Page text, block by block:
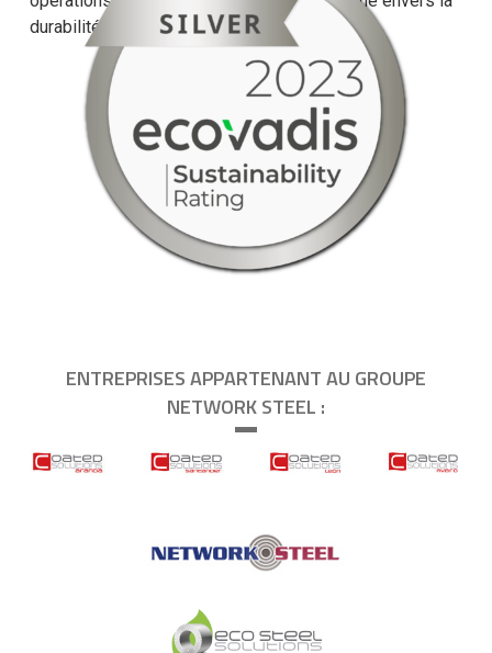
durabilité.
ENTREPRISES APPARTENANT AU GROUPE
NETWORK STEEL :